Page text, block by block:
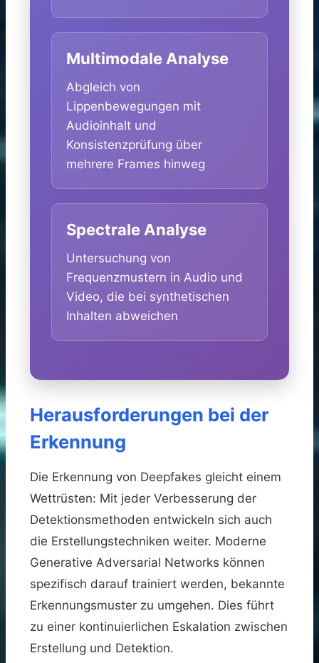
Multimodale Analyse
Abgleich von
Lippenbewegungen mit
Audioinhalt und
Konsistenzprüfung über
mehrere Frames hinweg
Spectrale Analyse
Untersuchung von
Frequenzmustern in Audio und
Video, die bei synthetischen
Inhalten abweichen
Herausforderungen bei der
Erkennung
Die Erkennung von Deepfakes gleicht einem
Wettrüsten: Mit jeder Verbesserung der
Detektionsmethoden entwickeln sich auch
die Erstellungstechniken weiter. Moderne
Generative Adversarial Networks können
spezifisch darauf trainiert werden, bekannte
Erkennungsmuster zu umgehen. Dies führt
zu einer kontinuierlichen Eskalation zwischen
Erstellung und Detektion.